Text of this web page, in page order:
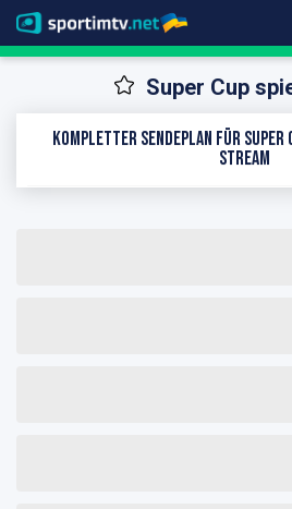
Super Cup
Kompletter Sendeplan für Super
Stream